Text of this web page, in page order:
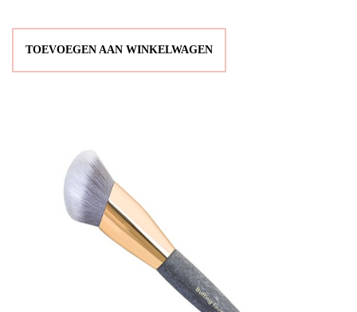
TOEVOEGEN AAN WINKELWAGEN